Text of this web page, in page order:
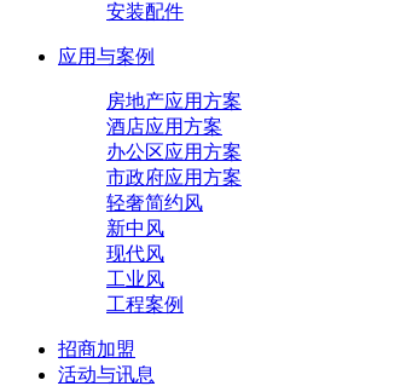
安装配件
应用与案例
房地产应用方案
酒店应用方案
办公区应用方案
市政府应用方案
轻奢简约风
新中风
现代风
工业风
工程案例
招商加盟
活动与讯息